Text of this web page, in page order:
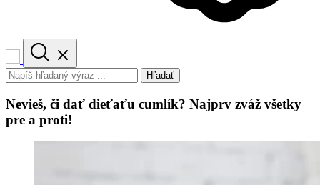
Hľadať
Nevieš, či dať dieťaťu cumlík? Najprv zváž všetky
pre a proti!